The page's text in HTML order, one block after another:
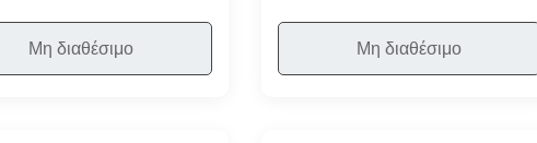
Μη διαθέσιμο Μη διαθέσιμο